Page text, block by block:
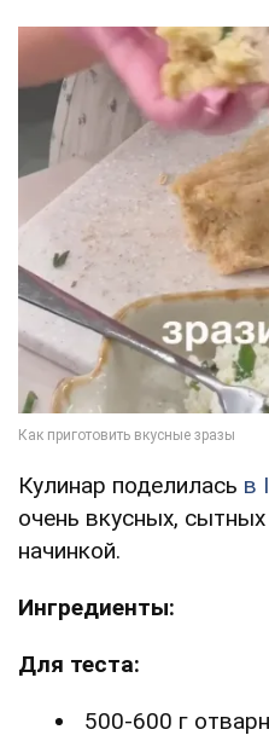
Кулинар поделилась в
очень вкусных,
начинкой.
Ингредиенты:
Для теста:
500-600 г